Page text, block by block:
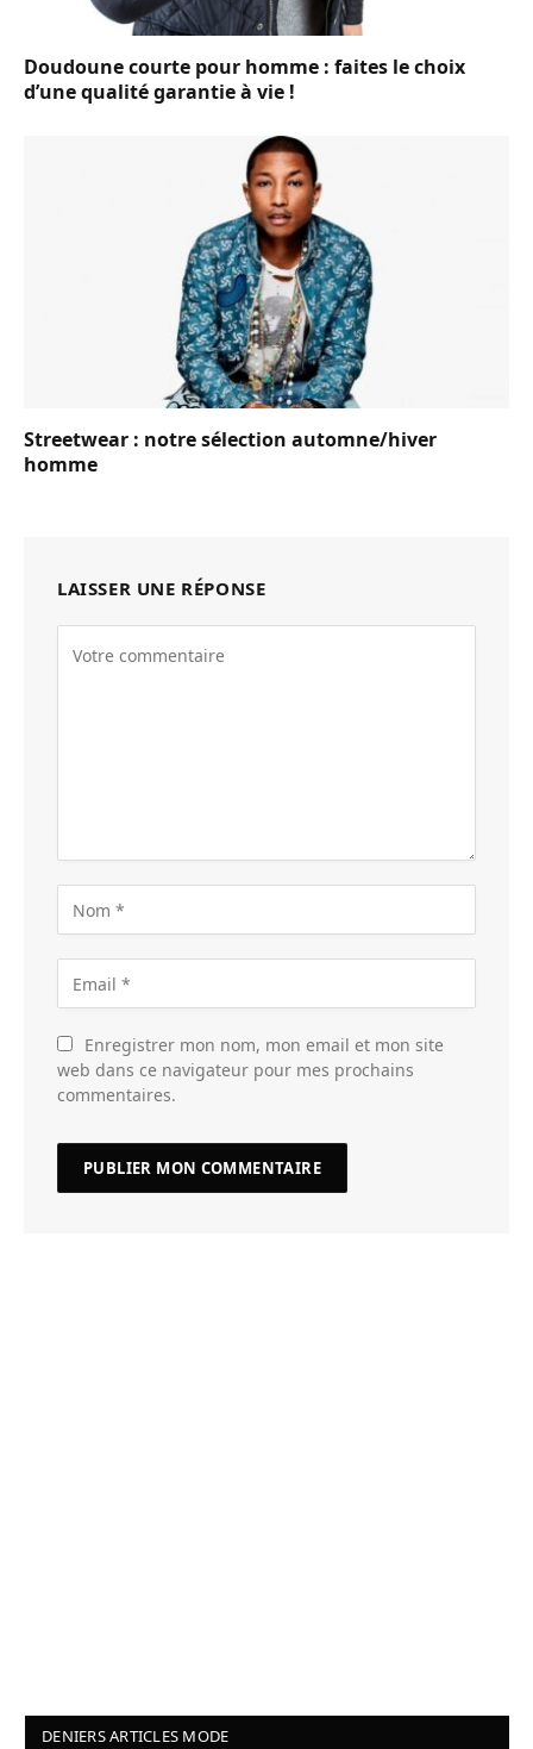
Doudoune courte pour homme : faites le choix
d’une qualité garantie à vie !
Streetwear : notre sélection automne/hiver
homme
LAISSER UNE RÉPONSE
Enregistrer mon nom, mon email et mon site
web dans ce navigateur pour mes prochains
commentaires.
DENIERS ARTICLES MODE